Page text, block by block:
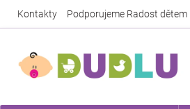
Kontakty Podporujeme Radost dětem